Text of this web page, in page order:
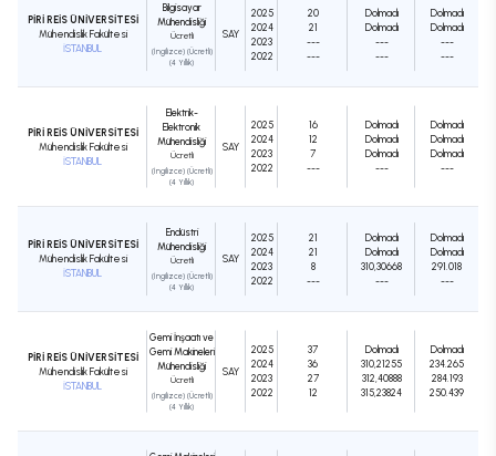
PİRİ REİS ÜNİVERSİTESİ
Mühendislik Fakültesi
İSTANBUL
Bilgisayar
Mühendisliği
Ücretli
(İngilizce) (Ücretli)
(4 Yıllık)
SAY
2025
2024
2023
2022
20
21
---
---
Dolmadı
Dolmadı
---
---
Dolmadı
Dolmadı
---
---
PİRİ REİS ÜNİVERSİTESİ
Mühendislik Fakültesi
İSTANBUL
Elektrik-
Elektronik
Mühendisliği
Ücretli
(İngilizce) (Ücretli)
(4 Yıllık)
SAY
2025
2024
2023
2022
16
12
7
---
Dolmadı
Dolmadı
Dolmadı
---
Dolmadı
Dolmadı
Dolmadı
---
PİRİ REİS ÜNİVERSİTESİ
Mühendislik Fakültesi
İSTANBUL
Endüstri
Mühendisliği
Ücretli
(İngilizce) (Ücretli)
(4 Yıllık)
SAY
2025
2024
2023
2022
21
21
8
---
Dolmadı
Dolmadı
310,30668
---
Dolmadı
Dolmadı
291.018
---
PİRİ REİS ÜNİVERSİTESİ
Mühendislik Fakültesi
İSTANBUL
Gemi İnşaatı ve
Gemi Makineleri
Mühendisliği
Ücretli
(İngilizce) (Ücretli)
(4 Yıllık)
SAY
2025
2024
2023
2022
37
36
27
12
Dolmadı
310,21255
312,40888
315,23824
Dolmadı
234.265
284.193
250.439